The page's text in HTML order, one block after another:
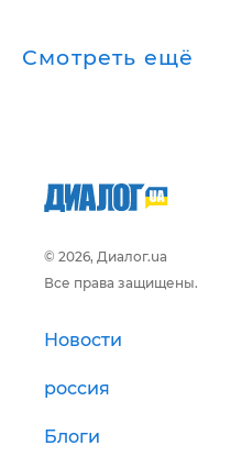
Смотреть ещё
© 2026, Диалог.ua
Все права защищены.
Новости
россия
Блоги